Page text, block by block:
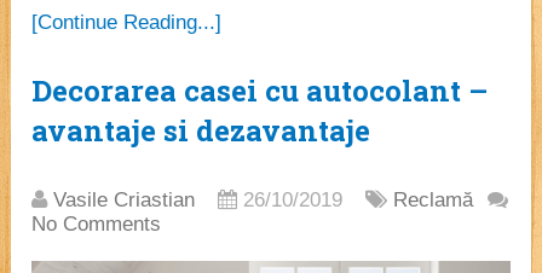
[Continue Reading...]
Decorarea casei cu autocolant –
avantaje si dezavantaje
Vasile Criastian 26/10/2019
Reclamă
No Comments